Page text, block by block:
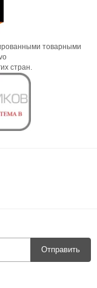
товарными
стран.
Отправить